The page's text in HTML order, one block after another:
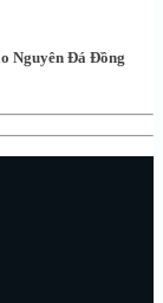
Nguyên Đá Đồng